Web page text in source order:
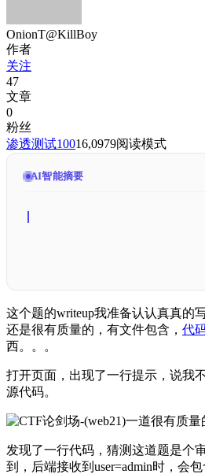
OnionT@KillBoy
作者
关注
47
文章
0
粉丝
渗透测试10016,0979阅读模式
AI智能摘要
这个题的writeup我准备认认真真的
还是很有质量的，有文件包含， 代
西。。。
打开页面，出现了一行提示，说我
源代码。
发现了一行代码，猜测这道题是个
到，后端接收到user=admin时，会